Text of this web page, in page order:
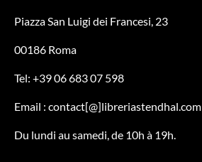
Piazza San Luigi dei Francesi, 23
00186 Roma
Tel: +39 06 683 07 598
Email : contact[@]libreriastendhal.com
Du lundi au samedi, de 10h à 19h.